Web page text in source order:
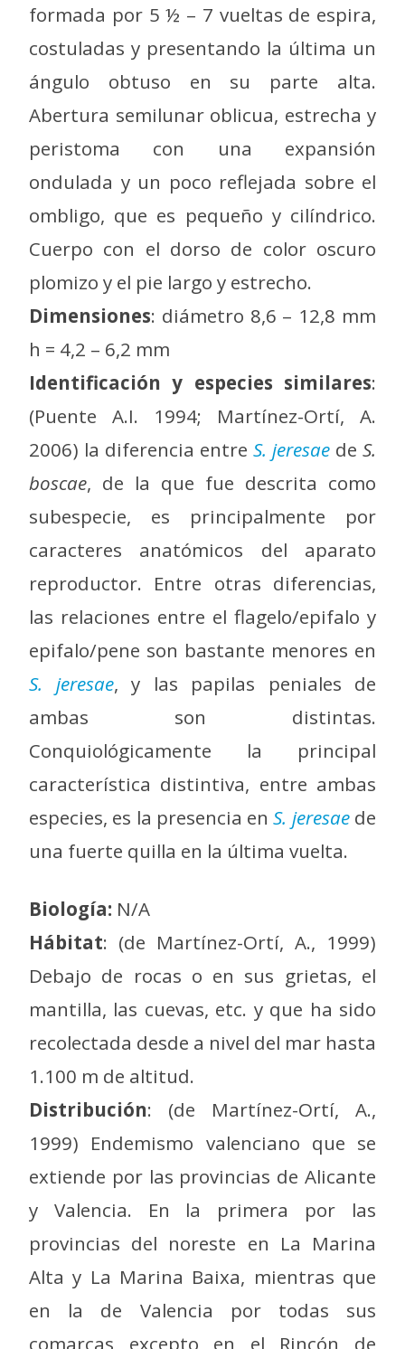
formada por 5 ½ – 7 vueltas de espira,
costuladas y presentando la última un
ángulo obtuso en su parte alta.
Abertura semilunar oblicua, estrecha y
peristoma con una expansión
ondulada y un poco reflejada sobre el
ombligo, que es pequeño y cilíndrico.
Cuerpo con el dorso de color oscuro
plomizo y el pie largo y estrecho.
Dimensiones: diámetro 8,6 – 12,8 mm
h = 4,2 – 6,2 mm
Identificación y especies similares:
(Puente A.I. 1994; Martínez-Ortí, A.
2006) la diferencia entre S. jeresae de S.
boscae, de la que fue descrita como
subespecie, es principalmente por
caracteres anatómicos del aparato
reproductor. Entre otras diferencias,
las relaciones entre el flagelo/epifalo y
epifalo/pene son bastante menores en
S. jeresae, y las papilas peniales de
ambas son distintas.
Conquiológicamente la principal
característica distintiva, entre ambas
especies, es la presencia enS. jeresaede
una fuerte quilla en la última vuelta.
Biología: N/A
Hábitat: (de Martínez-Ortí, A., 1999)
Debajo de rocas o en sus grietas, el
mantilla, las cuevas, etc. y que ha sido
recolectada desde a nivel del mar hasta
1.100 m de altitud.
Distribución: (de Martínez-Ortí, A.,
1999) Endemismo valenciano que se
extiende por las provincias de Alicante
y Valencia. En la primera por las
provincias del noreste en La Marina
Alta y La Marina Baixa, mientras que
en la de Valencia por todas sus
comarcas excepto en el Rincón de